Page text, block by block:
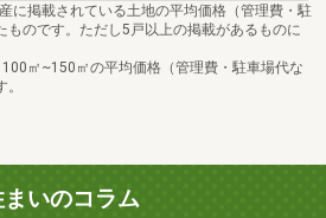
に掲載されている土地の平均価格（管理費・駐
ものです。ただし5戸以上の掲載があるものに
㎡~150㎡の平均価格（管理費・駐車場代な
いのコラム